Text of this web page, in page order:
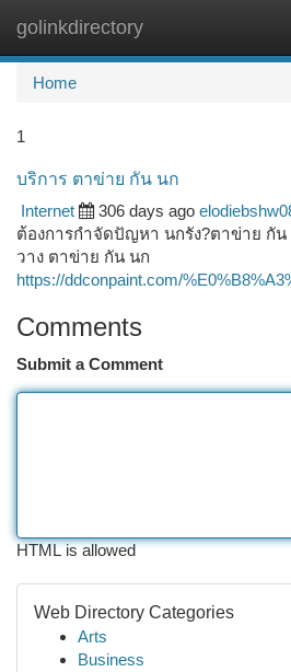
golinkdirectory
Home
1
บริการ ตาข่าย กัน นก
Internet
306 days ago
ต้องการกำจัดปัญหา นกรัง?ตาข่าย กั
วาง ตาข่าย กัน นก
https://ddconpaint.com/
Comments
Submit a Comment
HTML is allowed
Web Directory Categories
Arts
Business